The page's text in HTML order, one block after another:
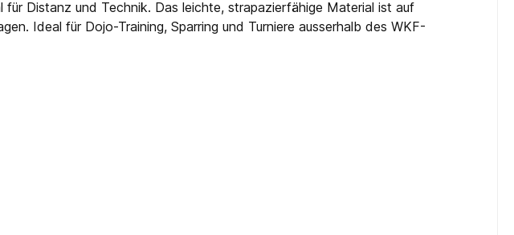
Distanz und Technik. Das leichte, strapazierfähige Material ist auf
Ideal für Dojo-Training, Sparring und Turniere ausserhalb des WKF-